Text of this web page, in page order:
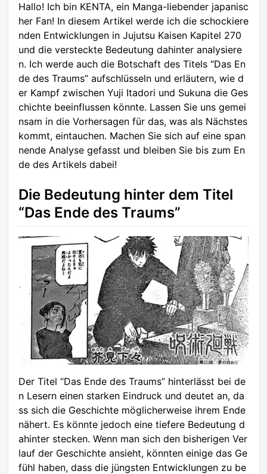
Hallo! Ich bin KENTA, ein Manga-liebender japanisc
her Fan! In diesem Artikel werde ich die schockiere
nden Entwicklungen in Jujutsu Kaisen Kapitel 270
und die versteckte Bedeutung dahinter analysiere
n. Ich werde auch die Botschaft des Titels “Das En
de des Traums” aufschlüsseln und erläutern, wie d
er Kampf zwischen Yuji Itadori und Sukuna die Ges
chichte beeinflussen könnte. Lassen Sie uns gemei
nsam in die Vorhersagen für das, was als Nächstes
kommt, eintauchen. Machen Sie sich auf eine span
nende Analyse gefasst und bleiben Sie bis zum En
de des Artikels dabei!
Die Bedeutung hinter dem Titel
“Das Ende des Traums”
Der Titel “Das Ende des Traums” hinterlässt bei de
n Lesern einen starken Eindruck und deutet an, da
ss sich die Geschichte möglicherweise ihrem Ende
nähert. Es könnte jedoch eine tiefere Bedeutung d
ahinter stecken. Wenn man sich den bisherigen Ver
lauf der Geschichte ansieht, könnten einige das Ge
fühl haben, dass die jüngsten Entwicklungen zu be